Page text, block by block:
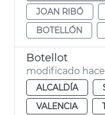
JOAN RIBÓ
BOTELLÓN
Botellot
modificado
ALCALDÍA
VALENCIA